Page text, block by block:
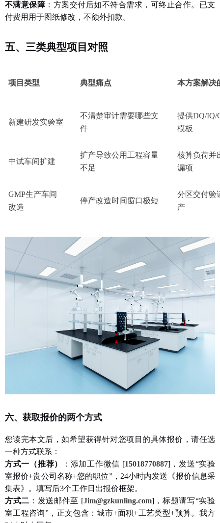
不满意保障 ：方案交付后如不符合需求，可终止合作。已支
付费用用于图纸修改，不额外扣款。
五、三类典型项目对照
项目类型 典型痛点 本方案解决
新建研发实验室
不清楚审计需要哪些文
件
提供DQ/IQ/
模板
中试车间扩建
扩产导致公用工程容量
不足
核算负荷并
漏项
GMP生产车间
改造
停产改造时间窗口极短
分区交付验
产
六、获取报价的两个方式
您读完本文后，如希望获得针对您项目的具体报价，请任选
一种方式联系：
方式一（推荐）
：添加工作微信 [15018770887]，发送“实验
室报价+贵公司名称+您的职位”，24小时内发送《报价信息采
集表》。填写后3个工作日出报价框架。
方式二 ：发送邮件至 [Jim@gzkunling.com]，标题请写“实验
室工程咨询”，正文包含：城市+面积+工艺类型+预算。我方